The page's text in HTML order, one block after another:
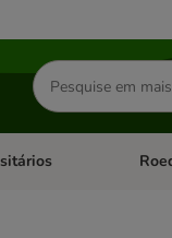
Pesquisar
produtos
de categoria: Dieta Vet.
Abrir